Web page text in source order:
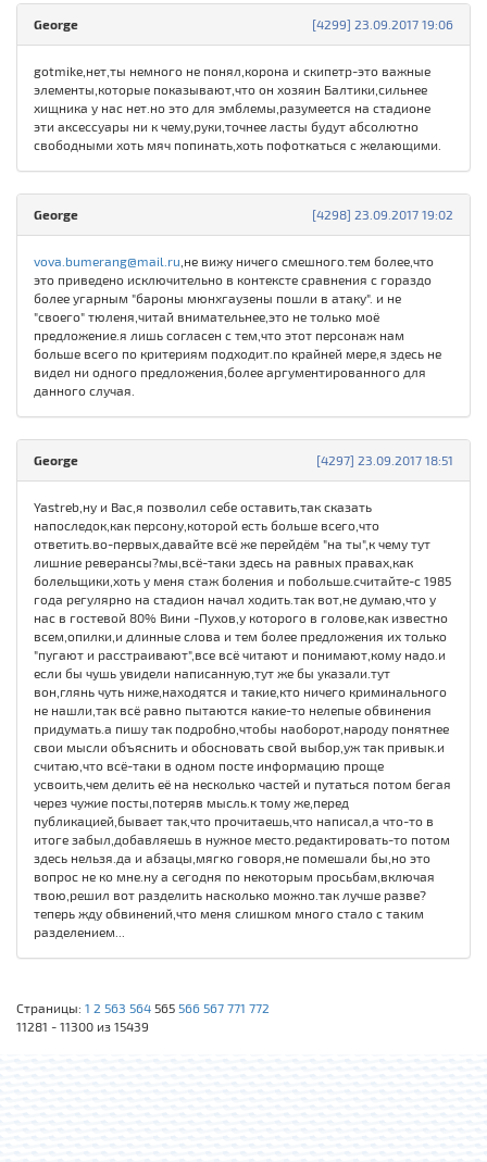
[4299] 23.09.2017 19:06
George
gotmike,нет,ты немного не понял,корона и скипетр-это важные
элементы,которые показывают,что он хозяин Балтики,сильнее
хищника у нас нет.но это для эмблемы,разумеется на стадионе
эти аксессуары ни к чему,руки,точнее ласты будут абсолютно
свободными хоть мяч попинать,хоть пофоткаться с желающими.
[4298] 23.09.2017 19:02
George
vova.bumerang@mail.ru ,не вижу ничего смешного.тем более,что
это приведено исключительно в контексте сравнения с гораздо
более угарным "бароны мюнхгаузены пошли в атаку". и не
"своего" тюленя,читай внимательнее,это не только моё
предложение.я лишь согласен с тем,что этот персонаж нам
больше всего по критериям подходит.по крайней мере,я здесь не
видел ни одного предложения,более аргументированного для
данного случая.
[4297] 23.09.2017 18:51
George
Yastreb,ну и Вас,я позволил себе оставить,так сказать
напоследок,как персону,которой есть больше всего,что
ответить.во-первых,давайте всё же перейдём "на ты",к чему тут
лишние реверансы?мы,всё-таки здесь на равных правах,как
болельщики,хоть у меня стаж боления и побольше.считайте-с 1985
года регулярно на стадион начал ходить.так вот,не думаю,что у
нас в гостевой 80% Вини -Пухов,у которого в голове,как известно
всем,опилки,и длинные слова и тем более предложения их только
"пугают и расстраивают",все всё читают и понимают,кому надо.и
если бы чушь увидели написанную,тут же бы указали.тут
вон,глянь чуть ниже,находятся и такие,кто ничего криминального
не нашли,так всё равно пытаются какие-то нелепые обвинения
придумать.а пишу так подробно,чтобы наоборот,народу понятнее
свои мысли объяснить и обосновать свой выбор,уж так привык.и
считаю,что всё-таки в одном посте информацию проще
усвоить,чем делить её на несколько частей и путаться потом бегая
через чужие посты,потеряв мысль.к тому же,перед
публикацией,бывает так,что прочитаешь,что написал,а что-то в
итоге забыл,добавляешь в нужное место.редактировать-то потом
здесь нельзя.да и абзацы,мягко говоря,не помешали бы,но это
вопрос не ко мне.ну а сегодня по некоторым просьбам,включая
твою,решил вот разделить насколько можно.так лучше разве?
теперь жду обвинений,что меня слишком много стало с таким
разделением...
Страницы: 1 2 563 564 565 566 567 771 772
11281 - 11300 из 15439